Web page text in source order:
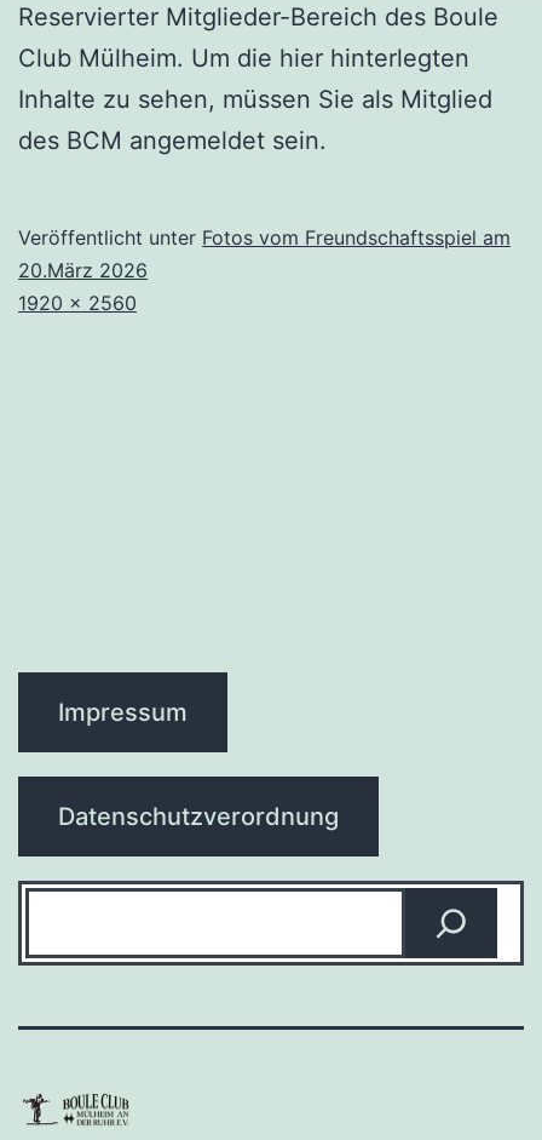
Reservierter Mitglieder-Bereich des Boule
Club Mülheim. Um die hier hinterlegten
Inhalte zu sehen, müssen Sie als Mitglied
des BCM angemeldet sein.
Veröffentlicht unter Fotos vom Freundschaftsspiel am
20.März 2026
Originalgröße
1920 × 2560
Impressum
Datenschutzverordnung
Suchen